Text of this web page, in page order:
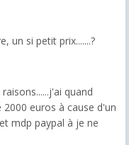
un si petit prix.......?
quand
euros à cause d'un
mdp paypal à je ne